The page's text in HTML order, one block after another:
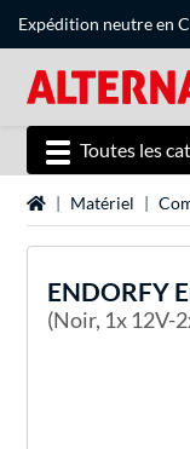
Expédition neutre en
Toutes les
Page d'accueil
Matériel
ENDORFY
(Noir, 1x 12V-